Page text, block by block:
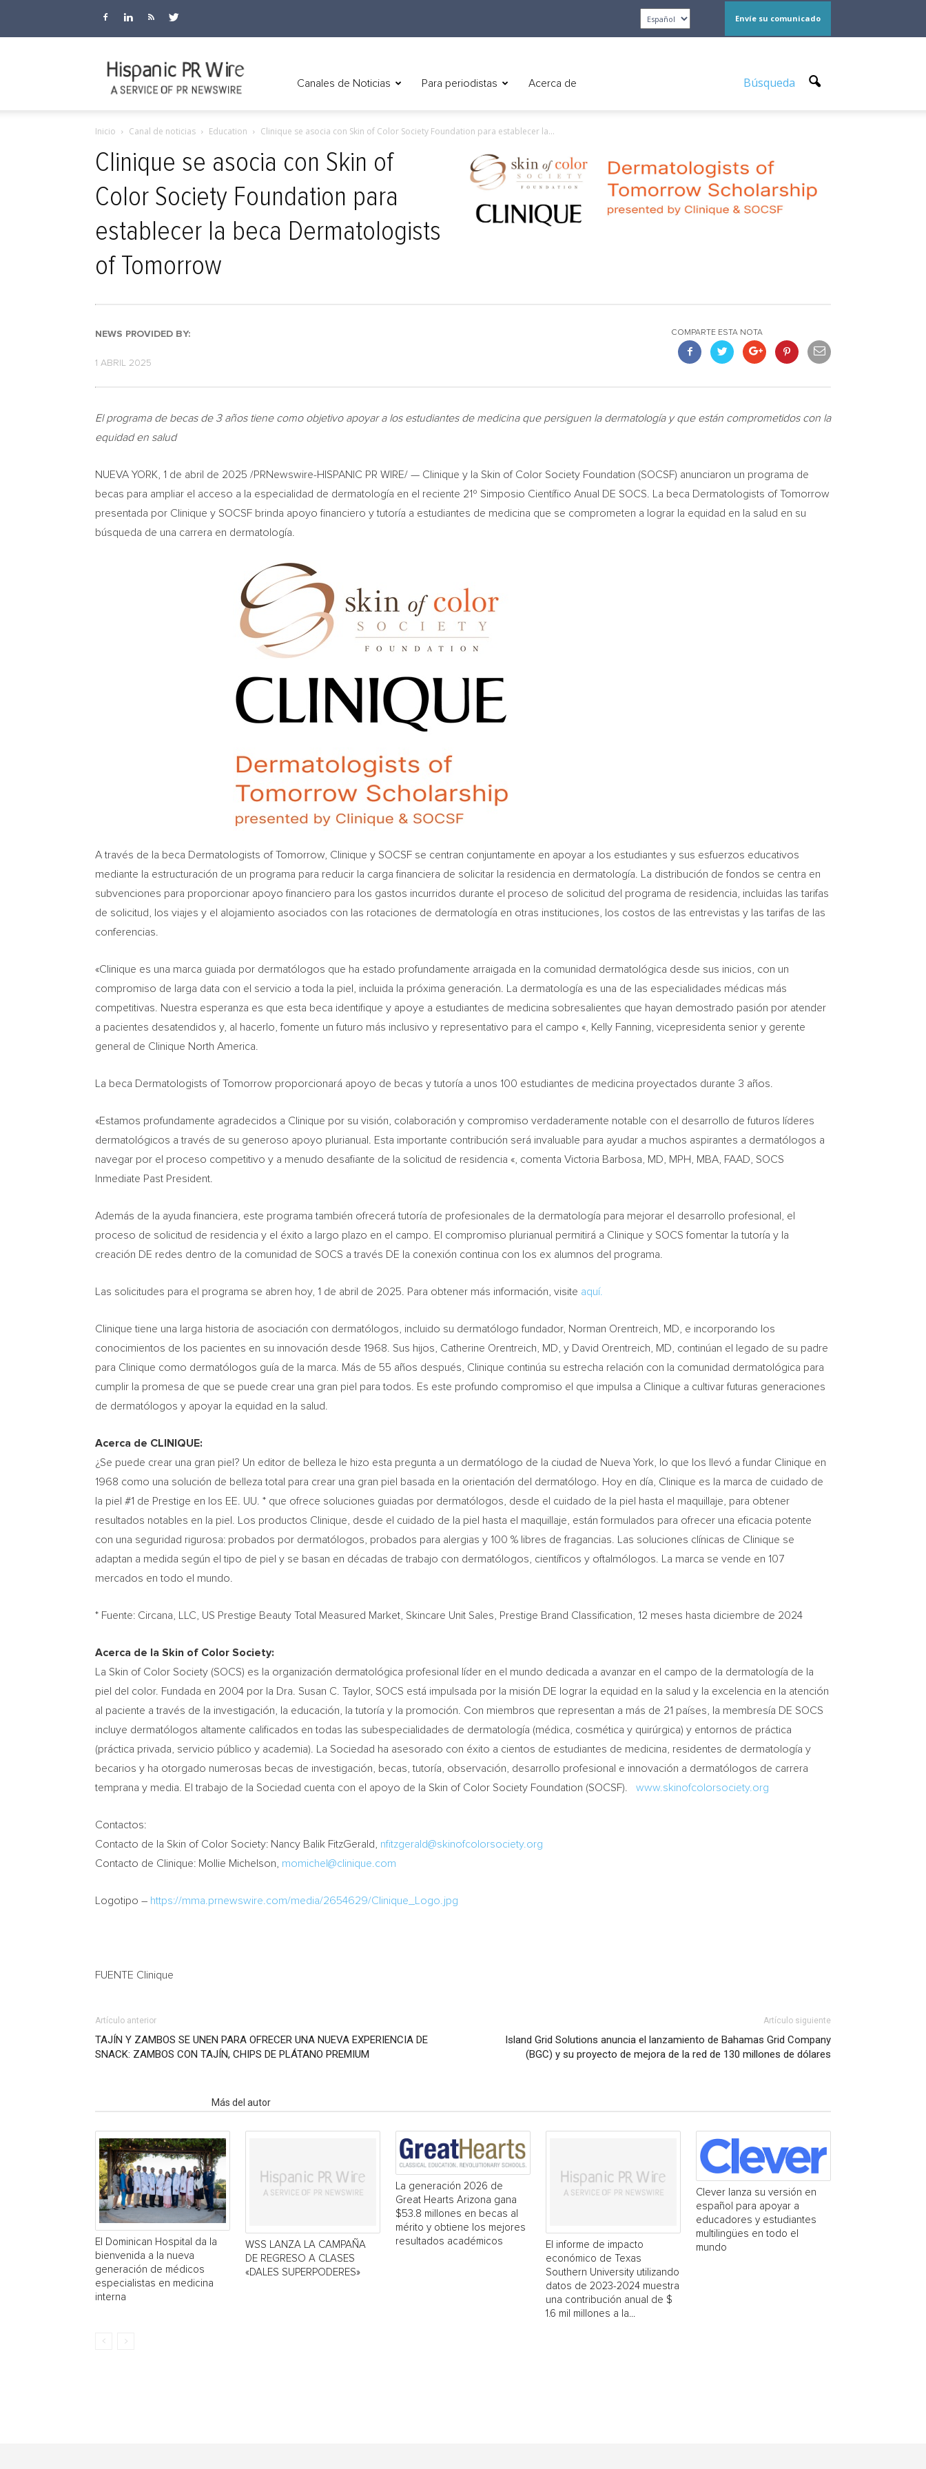
Envíe su comunicado
Canales de Noticias Para periodistas Acerca de Búsqueda
Inicio Canal de noticias Education Clinique se asocia con Skin of Color Society Foundation para establecer la...
Clinique se asocia con Skin of
Color Society Foundation para
establecer la beca Dermatologists
of Tomorrow
NEWS PROVIDED BY:
1 ABRIL 2025
COMPARTE ESTA NOTA
El programa de becas de 3 años tiene como objetivo apoyar a los estudiantes de medicina que persiguen la dermatología y que están comprometidos con la
equidad en salud
NUEVA YORK 1 de abril de 2025 /PRNewswire-HISPANIC PR WIRE/ — Clinique y la Skin of Color Society Foundation (SOCSF) anunciaron un programa de
becas para ampliar el acceso a la especialidad de dermatología en el reciente 21º Simposio Científico Anual DE SOCS. La beca Dermatologists of Tomorrow
presentada por Clinique y SOCSF brinda apoyo financiero y tutoría a estudiantes de medicina que se comprometen a lograr la equidad en la salud en su
búsqueda de una carrera en dermatología.
A través de la beca Dermatologists of Tomorrow, Clinique y SOCSF se centran conjuntamente en apoyar a los estudiantes y sus esfuerzos educativos
mediante la estructuración de un programa para reducir la carga financiera de solicitar la residencia en dermatología. La distribución de fondos se centra en
subvenciones para proporcionar apoyo financiero para los gastos incurridos durante el proceso de solicitud del programa de residencia, incluidas las tarifas
de solicitud, los viajes y el alojamiento asociados con las rotaciones de dermatología en otras instituciones, los costos de las entrevistas y las tarifas de las
conferencias.
«Clinique es una marca guiada por dermatólogos que ha estado profundamente arraigada en la comunidad dermatológica desde sus inicios, con un
compromiso de larga data con el servicio a toda la piel, incluida la próxima generación. La dermatología es una de las especialidades médicas más
competitivas. Nuestra esperanza es que esta beca identifique y apoye a estudiantes de medicina sobresalientes que hayan demostrado pasión por atender
a pacientes desatendidos y, al hacerlo, fomente un futuro más inclusivo y representativo para el campo «,
Kelly Fanning , vicepresidenta senior y gerente
general de Clinique North America.
La beca Dermatologists of Tomorrow proporcionará apoyo de becas y tutoría a unos 100 estudiantes de medicina proyectados durante 3 años.
«Estamos profundamente agradecidos a Clinique por su visión, colaboración y compromiso verdaderamente notable con el desarrollo de futuros líderes
dermatológicos a través de su generoso apoyo plurianual. Esta importante contribución será invaluable para ayudar a muchos aspirantes a dermatólogos a
navegar por el proceso competitivo y a menudo desafiante de la solicitud de residencia «, comenta Victoria Barbosa, MD, MPH, MBA, FAAD, SOCS
Inmediate Past President.
Además de la ayuda financiera, este programa también ofrecerá tutoría de profesionales de la dermatología para mejorar el desarrollo profesional, el
proceso de solicitud de residencia y el éxito a largo plazo en el campo. El compromiso plurianual permitirá a Clinique y SOCS fomentar la tutoría y la
creación DE redes dentro de la comunidad de SOCS a través DE la conexión continua con los ex alumnos del programa.
Las solicitudes para el programa se abren hoy, 1 de abril de 2025. Para obtener más información, visite aquí.
Clinique tiene una larga historia de asociación con dermatólogos, incluido su dermatólogo fundador, Norman Orentreich , MD, e incorporando los
conocimientos de los pacientes en su innovación desde 1968. Sus hijos, Catherine Orentreich , MD, y David Orentreich , MD, continúan el legado de su padre
para Clinique como dermatólogos guía de la marca. Más de 55 años después, Clinique continúa su estrecha relación con la comunidad dermatológica para
cumplir la promesa de que se puede crear una gran piel para todos. Es este profundo compromiso el que impulsa a Clinique a cultivar futuras generaciones
de dermatólogos y apoyar la equidad en la salud.
Acerca de CLINIQUE:
¿Se puede crear una gran piel? Un editor de belleza le hizo esta pregunta a un dermatólogo de la ciudad de Nueva York , lo que los llevó a fundar Clinique en
1968 como una solución de belleza total para crear una gran piel basada en la orientación del dermatólogo. Hoy en día, Clinique es la marca de cuidado de
la piel #1 de Prestige en los EE. UU. * que ofrece soluciones guiadas por dermatólogos, desde el cuidado de la piel hasta el maquillaje, para obtener
resultados notables en la piel. Los productos Clinique, desde el cuidado de la piel hasta el maquillaje, están formulados para ofrecer una eficacia potente
con una seguridad rigurosa: probados por dermatólogos, probados para alergias y 100 % libres de fragancias. Las soluciones clínicas de Clinique se
adaptan a medida según el tipo de piel y se basan en décadas de trabajo con dermatólogos, científicos y oftalmólogos. La marca se vende en 107
mercados en todo el mundo.
* Fuente: Circana, LLC, US Prestige Beauty Total Measured Market, Skincare Unit Sales, Prestige Brand Classification, 12 meses hasta diciembre de 2024
Acerca de la Skin of Color Society:
La Skin of Color Society (SOCS) es la organización dermatológica profesional líder en el mundo dedicada a avanzar en el campo de la dermatología de la
piel del color. Fundada en 2004 por la Dra. Susan C. Taylor, SOCS está impulsada por la misión DE lograr la equidad en la salud y la excelencia en la atención
al paciente a través de la investigación, la educación, la tutoría y la promoción. Con miembros que representan a más de 21 países, la membresía DE SOCS
incluye dermatólogos altamente calificados en todas las subespecialidades de dermatología (médica, cosmética y quirúrgica) y entornos de práctica
(práctica privada, servicio público y academia). La Sociedad ha asesorado con éxito a cientos de estudiantes de medicina, residentes de dermatología y
becarios y ha otorgado numerosas becas de investigación, becas, tutoría, observación, desarrollo profesional e innovación a dermatólogos de carrera
temprana y media. El trabajo de la Sociedad cuenta con el apoyo de la Skin of Color Society Foundation (SOCSF).
www.skinofcolorsociety.org
Contactos:
Contacto de la Skin of Color Society: Nancy Balik FitzGerald, nfitzgerald@skinofcolorsociety.org
Contacto de Clinique: Mollie Michelson, momichel@clinique.com
Logotipo – https://mma.prnewswire.com/media/2654629/Clinique_Logo.jpg
FUENTE Clinique
Artículo anterior
TAJÍN Y ZAMBOS SE UNEN PARA OFRECER UNA NUEVA EXPERIENCIA DE
SNACK: ZAMBOS CON TAJÍN, CHIPS DE PLÁTANO PREMIUM
Artículo siguiente
Island Grid Solutions anuncia el lanzamiento de Bahamas Grid Company
(BGC) y su proyecto de mejora de la red de 130 millones de dólares
Más del autor
El Dominican Hospital da la
bienvenida a la nueva
generación de médicos
especialistas en medicina
interna
WSS LANZA LA CAMPAÑA
DE REGRESO A CLASES
«DALES SUPERPODERES»
La generación 2026 de
Great Hearts Arizona gana
$53.8 millones en becas al
mérito y obtiene los mejores
resultados académicos
El informe de impacto
económico de Texas
Southern University utilizando
datos de 2023-2024 muestra
una contribución anual de $
1.6 mil millones a la...
Clever lanza su versión en
español para apoyar a
educadores y estudiantes
multilingües en todo el
mundo